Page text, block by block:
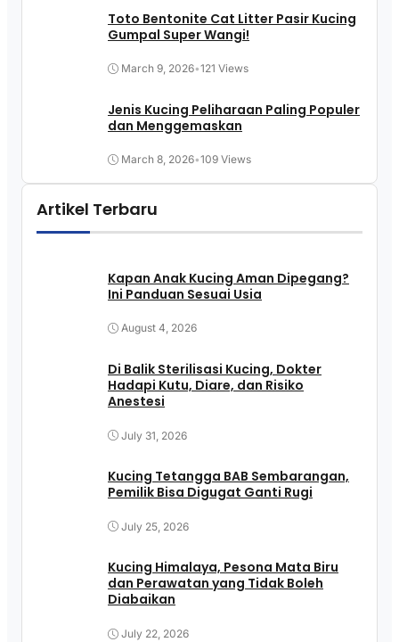
Toto Bentonite Cat Litter Pasir Kucing
Gumpal Super Wangi!
March 9, 2026•121 Views
Jenis Kucing Peliharaan Paling Populer
dan Menggemaskan
March 8, 2026•109 Views
Artikel Terbaru
Kapan Anak Kucing Aman Dipegang?
Ini Panduan Sesuai Usia
August 4, 2026
Di Balik Sterilisasi Kucing, Dokter
Hadapi Kutu, Diare, dan Risiko
Anestesi
July 31, 2026
Kucing Tetangga BAB Sembarangan,
Pemilik Bisa Digugat Ganti Rugi
July 25, 2026
Kucing Himalaya, Pesona Mata Biru
dan Perawatan yang Tidak Boleh
Diabaikan
July 22, 2026